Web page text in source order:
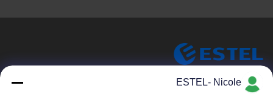
ESTEL (GUANGDONG) TECHNOLOGY CO., LTD.
ESTEL- Nicole